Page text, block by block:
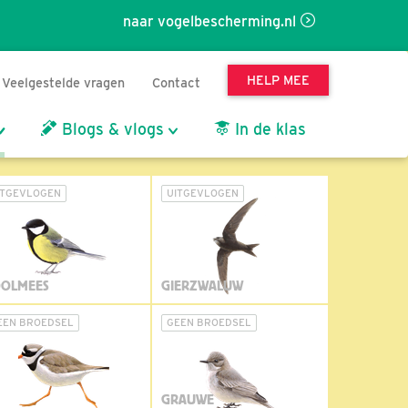
naar vogelbescherming.nl
Veelgestelde vragen Contact HELP MEE
Blogs & vlogs In de klas
UITGEVLOGEN
GIERZWALUW
BROEDSEL GEEN BROEDSEL
GRAUWE